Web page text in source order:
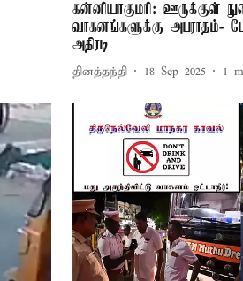
கன்னியாகுமரி: ஊருக்குள்
வாகனங்களுக்கு அபராதம்-
அதிரடி
தினத்தந்தி 18 Sep 2025 1